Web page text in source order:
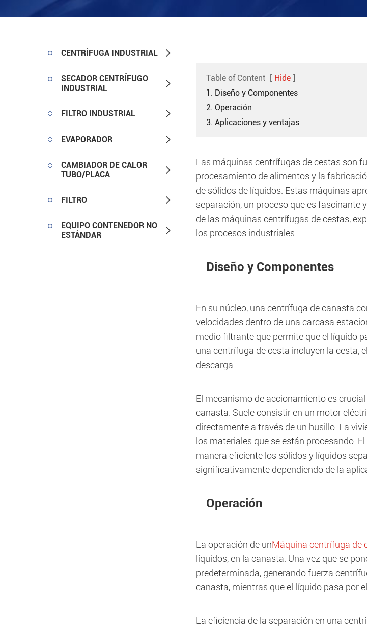
CENTRÍFUGA INDUSTRIAL 
SECADOR CENTRÍFUGO
INDUSTRIAL

FILTRO INDUSTRIAL 
EVAPORADOR 
CAMBIADOR DE CALOR
TUBO/PLACA

FILTRO 
EQUIPO CONTENEDOR NO
ESTÁNDAR

Table of Content [ Hide ]
1. Diseño y Componentes
2. Operación
3. Aplicaciones y ventajas
Las máquinas centrífugas de cestas son
procesamiento de alimentos y la
de sólidos de líquidos. Estas máquinas
separación, un proceso que es
de las máquinas centrífugas de cestas,
los procesos industriales.
Diseño y Componentes
En su núcleo, una centrífuga de canasta
velocidades dentro de una carcasa
medio filtrante que permite que el líquido
una centrífuga de cesta incluyen la cesta,
descarga.
El mecanismo de accionamiento es
canasta. Suele consistir en un motor
directamente a través de un husillo. La
los materiales que se están procesando.
manera eficiente los sólidos y líquidos
significativamente dependiendo de la
Operación
La operación de unMáquina centrífuga de
líquidos, en la canasta. Una vez que se
predeterminada, generando fuerza
canasta, mientras que el líquido pasa por
La eficiencia de la separación en una